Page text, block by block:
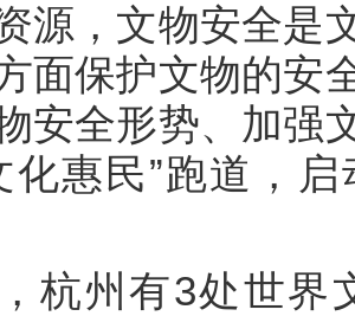
源，文物安全是
面保护文物的安
安全形势、加强
化惠民”跑道，
杭州有3处世界